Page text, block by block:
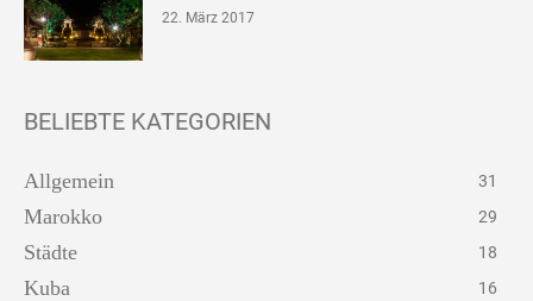
22. März 2017
BELIEBTE KATEGORIEN
Allgemein 31
Marokko 29
Städte 18
Kuba 16